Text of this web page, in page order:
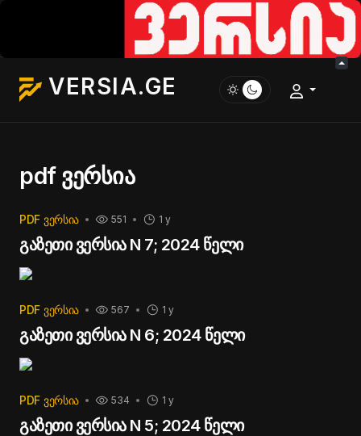
VERSIA.GE
pdf ვერსია
PDF ᲕᲔᲠᲡᲘᲐ 1 y
551
გაზეთი ვერსია N 7; 2024 წელი
PDF ᲕᲔᲠᲡᲘᲐ 1 y
567
გაზეთი ვერსია N 6; 2024 წელი
PDF ᲕᲔᲠᲡᲘᲐ 1 y
534
გაზეთი ვერსია N 5; 2024 წელი